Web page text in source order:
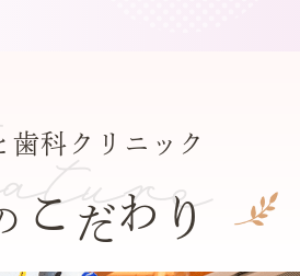
歯科クリニック
こだわ り